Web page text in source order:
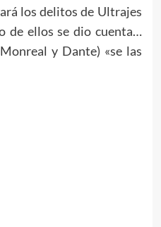
los delitos de Ultrajes
de ellos se dio cuenta…
y Dante) «se las